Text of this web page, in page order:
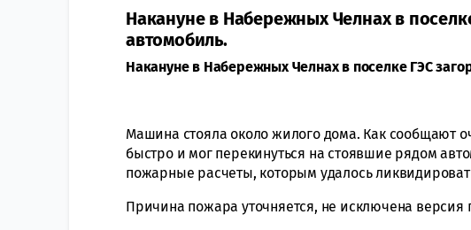
Накануне в Набережных Челнах в
автомобиль.
Накануне в Набережных Челнах в поселке ГЭС
Машина стояла около жилого дома. Как сообщают
быстро и мог перекинуться на стоявшие рядом
пожарные расчеты, которым удалось
Причина пожара уточняется, не исключена версия